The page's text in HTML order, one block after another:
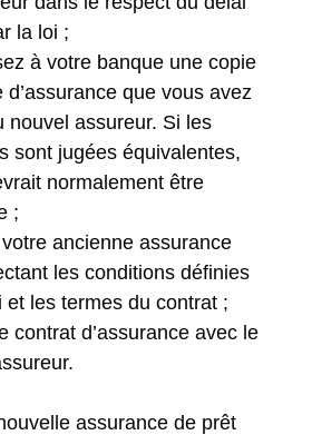
la loi ;
à votre banque une copie
d’assurance que vous avez
nouvel assureur. Si les
sont jugées équivalentes,
normalement être
;
ancienne assurance
les conditions définies
et les termes du contrat ;
contrat d’assurance avec le
assurance de prêt